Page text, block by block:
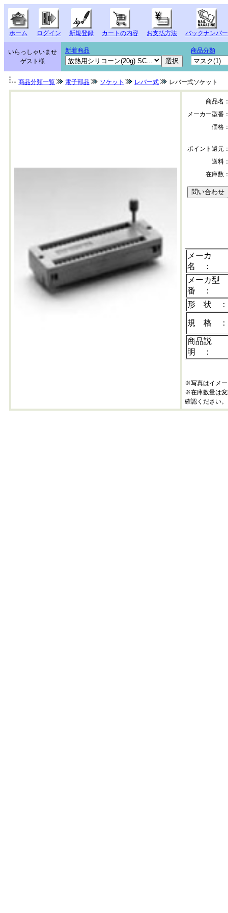
ホーム ログイン 新規登録 カートの内容 お支払方法 バックナンバー
いらっしゃいませ
ゲスト様
新着商品 商品分類
商品分類一覧 電子部品 ソケット レバー式 レバー式ソケット
商品名
メーカー型番
価格
ポイント還元
送料
在庫数
メーカ
名 ：
メーカ型
番 ：
形 状
規 格
商品説
明 ：
※写真はイメ
※在庫数量は変
確認ください。